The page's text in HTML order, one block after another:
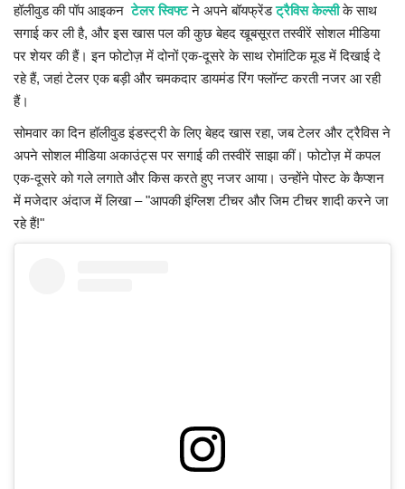
व्यापार
टेक न्यूज़
हॉलीवुड की पॉप आइकन टेलर स्विफ्टने अपने बॉयफ्रेंडट्रैविस केल्सीके साथ
सगाई कर ली है, और इस खास पल की कुछ बेहद खूबसूरत तस्वीरें सोशल मीडिया
पर शेयर की हैं। इन फोटोज़ में दोनों एक-दूसरे के साथ रोमांटिक मूड में दिखाई दे
रहे हैं, जहां टेलर एक बड़ी और चमकदार डायमंड रिंग फ्लॉन्ट करती नजर आ रही
हैं।
सोमवार का दिन हॉलीवुड इंडस्ट्री के लिए बेहद खास रहा, जब टेलर और ट्रैविस ने
अपने सोशल मीडिया अकाउंट्स पर सगाई की तस्वीरें साझा कीं। फोटोज़ में कपल
एक-दूसरे को गले लगाते और किस करते हुए नजर आया। उन्होंने पोस्ट के कैप्शन
में मजेदार अंदाज में लिखा – "आपकी इंग्लिश टीचर और जिम टीचर शादी करने जा
रहे हैं!"